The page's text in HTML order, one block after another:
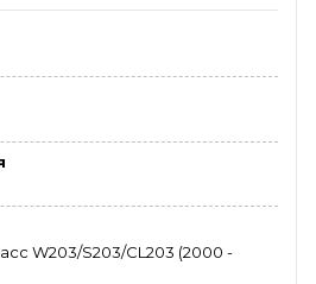
W203/S203/CL203 (2000 -